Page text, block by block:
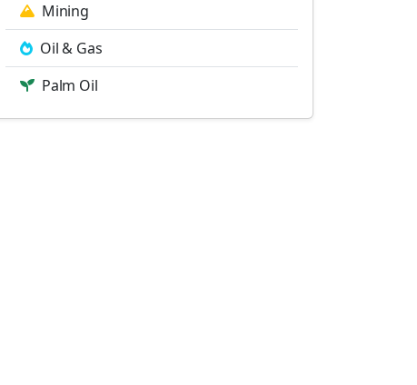
Mining
Oil & Gas
Palm Oil